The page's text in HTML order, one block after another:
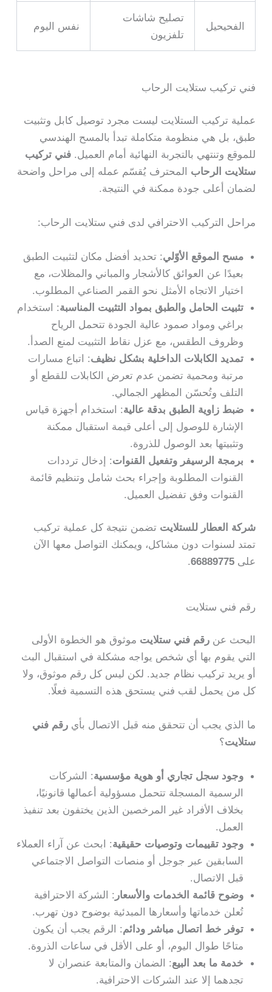
الفحيحيل
تصليح شاشات
تلفزيون
نفس اليوم
فني تركيب ستلايت الرحاب
عملية تركيب الستلايت ليست مجرد توصيل كابل وتثبيت
طبق، بل هي منظومة متكاملة تبدأ بالمسح الهندسي
للموقع وتنتهي بالتجربة النهائية أمام العميل. فني تركيب
ستلايت الرحاب المحترف يُقسّم عمله إلى مراحل واضحة
لضمان أعلى جودة ممكنة في النتيجة.
مراحل التركيب الاحترافي لدى فني ستلايت الرحاب:
مسح الموقع الأوّلي: تحديد أفضل مكان لتثبيت الطبق
بعيدًا عن العوائق كالأشجار والمباني والمظلات، مع
اختيار الاتجاه الأمثل نحو القمر الصناعي المطلوب.
تثبيت الحامل والطبق بمواد التثبيت المناسبة: استخدام
براغي ومواد صمود عالية الجودة تتحمل الرياح
وظروف الطقس، مع عزل نقاط التثبيت لمنع الصدأ.
تمديد الكابلات الداخلية بشكل نظيف: اتباع مسارات
مرتبة ومحمية تضمن عدم تعرض الكابلات للقطع أو
التلف وتُحسّن المظهر الجمالي.
ضبط زاوية الطبق بدقة عالية: استخدام أجهزة قياس
الإشارة للوصول إلى أعلى قيمة استقبال ممكنة
وتثبيتها بعد الوصول للذروة.
برمجة الرسيفر وتفعيل القنوات: إدخال ترددات
القنوات المطلوبة وإجراء بحث شامل وتنظيم قائمة
القنوات وفق تفضيل العميل.
شركة العطار للستلايت تضمن نتيجة كل عملية تركيب
تمتد لسنوات دون مشاكل، ويمكنك التواصل معها الآن
على 66889775
.
رقم فني ستلايت
البحث عن رقم فني ستلايت موثوق هو الخطوة الأولى
التي يقوم بها أي شخص يواجه مشكلة في استقبال البث
أو يريد تركيب نظام جديد. لكن ليس كل رقم موثوق، ولا
كل من يحمل لقب فني يستحق هذه التسمية فعلًا.
ما الذي يجب أن تتحقق منه قبل الاتصال بأي رقم فني
ستلايت؟
وجود سجل تجاري أو هوية مؤسسية: الشركات
الرسمية المسجلة تتحمل مسؤولية أعمالها قانونيًا،
بخلاف الأفراد غير المرخصين الذين يختفون بعد تنفيذ
العمل.
وجود تقييمات وتوصيات حقيقية: ابحث عن آراء العملاء
السابقين عبر جوجل أو منصات التواصل الاجتماعي
قبل الاتصال.
وضوح قائمة الخدمات والأسعار : الشركة الاحترافية
تُعلن خدماتها وأسعارها المبدئية بوضوح دون تهرب.
توفر خط اتصال مباشر ودائم : الرقم يجب أن يكون
متاحًا طوال اليوم، أو على الأقل في ساعات الذروة.
خدمة ما بعد البيع: الضمان والمتابعة عنصران لا
تجدهما إلا عند الشركات الاحترافية.